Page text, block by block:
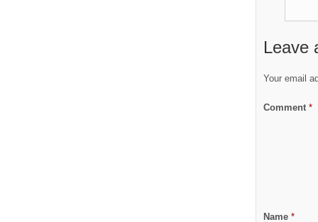
Leave
Your email
Comment *
Name *